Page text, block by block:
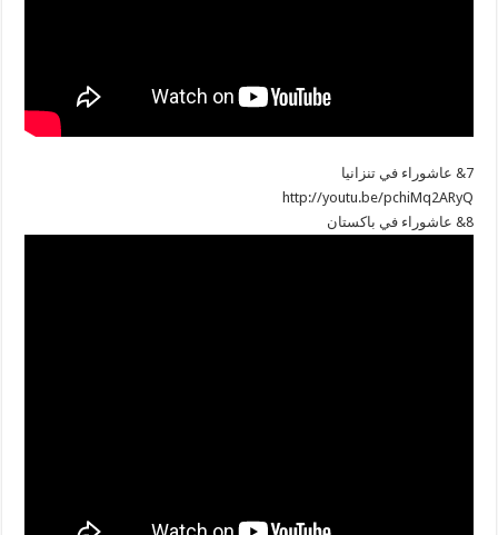
7& عاشوراء في تنزانيا
http://youtu.be/pchiMq2ARyQ
8& عاشوراء في باكستان